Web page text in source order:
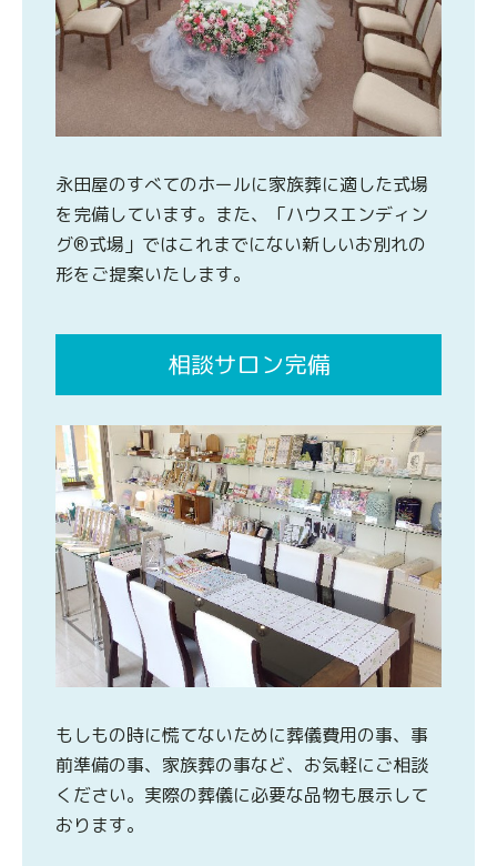
永田屋のすべてのホールに家族葬に適した式場
を完備しています。また、「ハウスエンディン
グ®式場」ではこれまでにない新しいお別れの
形をご提案いたします。
相談サロン完備
もしもの時に慌てないために葬儀費用の事、事
前準備の事、家族葬の事など、お気軽にご相談
ください。実際の葬儀に必要な品物も展示して
おります。